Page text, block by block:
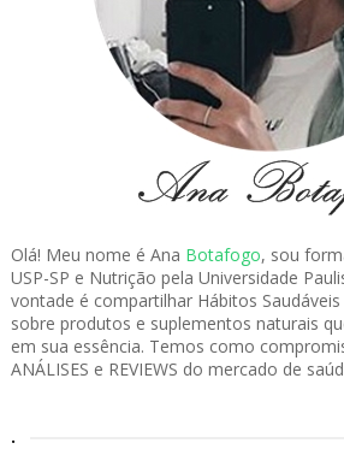
Olá! Meu nome é Ana Botafogo, sou
USP-SP e Nutrição pela Universidade
vontade é compartilhar Hábitos
sobre produtos e suplementos naturais
em sua essência. Temos como
ANÁLISES e REVIEWS do mercado de
.